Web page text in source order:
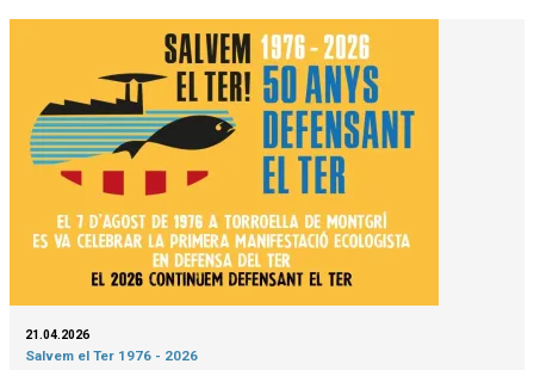
21.04.2026
Salvem el Ter 1976 - 2026